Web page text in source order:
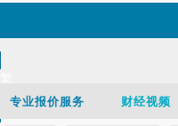
EN
专业报价服务 财经视频